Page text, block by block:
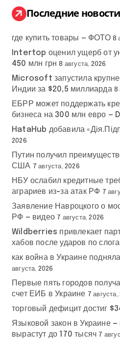
:
Последние новости
где купить товары — ФОТО 8
Intertop оценил ущерб от
450 млн грн 8 августа, 2026
Microsoft запустила
Индии за $20,5 миллиарда 8
ЕБРР может поддержать
бизнеса на 300 млн евро —
HataHub добавила
2026
Путин получил
США 7 августа, 2026
НБУ ослабил кредитные
аграриев из-за атак РФ 7
Заявление Навроцкого о
РФ — видео 7 августа, 2026
Wildberries привлекает
хабов после ударов по
как война в Украине
августа, 2026
Первые пять городов
счет ЕИБ в Украине 7
торговый дефицит достиг
Языковой закон в Украине
вырастут до 170 тысяч 7